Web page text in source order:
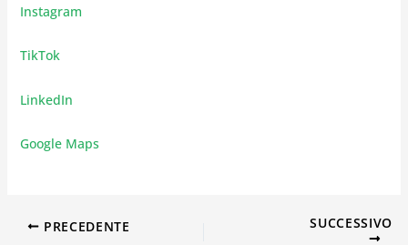
Instagram
TikTok
LinkedIn
Google Maps
PRECEDENTE SUCCESSIVO